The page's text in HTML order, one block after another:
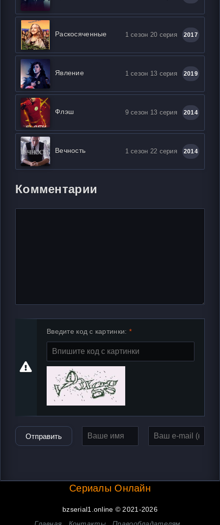
Раскосяченные 1 сезон 20 серия 2017
Явление 1 сезон 13 серия 2019
Флэш 9 сезон 13 серия 2014
Вечность 1 сезон 22 серия 2014
Комментарии
Введите код с картинки:
Отправить
Сериалы Онлайн
bzserial1.online © 2021-2026